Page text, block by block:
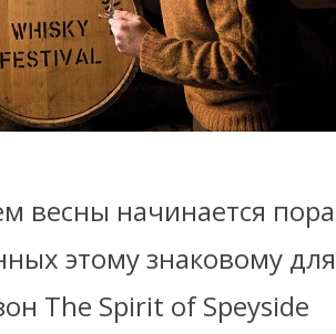
весны начинается пора
этому знаковому для
The Spirit of Speyside